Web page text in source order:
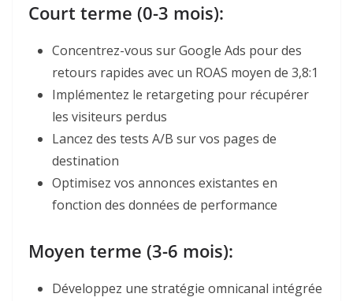
Court terme (0-3 mois):​
Concentrez-vous sur Google Ads pour des
retours rapides avec un ROAS moyen de 3,8:1
Implémentez le retargeting pour récupérer
les visiteurs perdus
Lancez des tests A/B sur vos pages de
destination
Optimisez vos annonces existantes en
fonction des données de performance
Moyen terme (3-6 mois):
Développez une stratégie omnicanal intégrée